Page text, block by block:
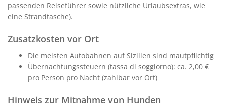
passenden Reiseführer sowie nützliche Urlaubsextras, wie
eine Strandtasche).
Zusatzkosten vor Ort
Die meisten Autobahnen auf Sizilien sind mautpflichtig
Übernachtungssteuern (tassa di soggiorno): ca. 2,00 €
pro Person pro Nacht (zahlbar vor Ort)
Hinweis zur Mitnahme von Hunden